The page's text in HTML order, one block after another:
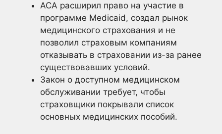
ACA расширил право на участие в
программе Medicaid, создал рынок
медицинского страхования и не
позволил страховым компаниям
отказывать в страховании из-за ранее
существовавших условий.
Закон о доступном медицинском
обслуживании требует, чтобы
страховщики покрывали список
основных медицинских пособий.